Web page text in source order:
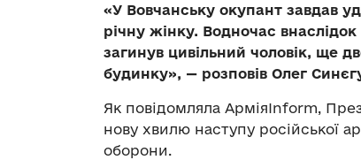
«У Вовчанську окупант завдав
річну жінку. Водночас
загинув цивільний чоловік, ще
будинку», — розповів Олег
Як повідомляла АрміяInform,
нову хвилю наступу російської
оборони.